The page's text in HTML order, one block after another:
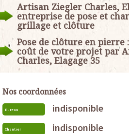
Artisan Ziegler Charles,
entreprise de pose et
grillage et clôture
Pose de clôture en pierre
coût de votre projet par
Charles, Elagage 35
Nos coordonnées
Bureau indisponible
Chantier indisponible